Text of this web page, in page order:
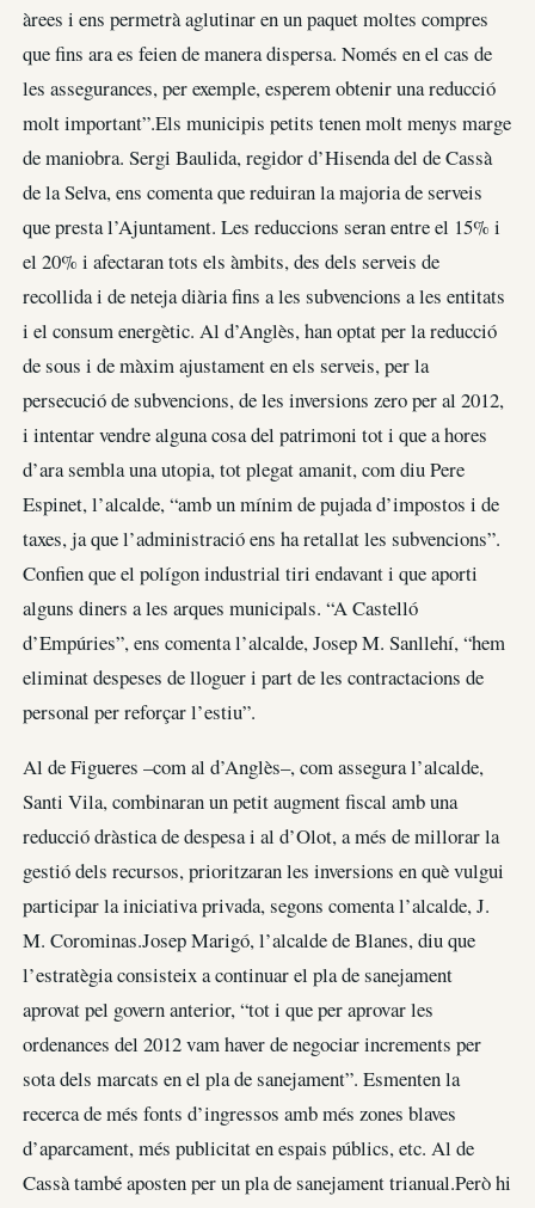
àrees i ens permetrà aglutinar en un paquet moltes compres
que fins ara es feien de manera dispersa. Només en el cas de
les assegurances, per exemple, esperem obtenir una reducció
molt important”.Els municipis petits tenen molt menys marge
de maniobra. Sergi Baulida, regidor d’Hisenda del de Cassà
de la Selva, ens comenta que reduiran la majoria de serveis
que presta l’Ajuntament. Les reduccions seran entre el 15% i
el 20% i afectaran tots els àmbits, des dels serveis de
recollida i de neteja diària fins a les subvencions a les entitats
i el consum energètic. Al d’Anglès, han optat per la reducció
de sous i de màxim ajustament en els serveis, per la
persecució de subvencions, de les inversions zero per al 2012,
i intentar vendre alguna cosa del patrimoni tot i que a hores
d’ara sembla una utopia, tot plegat amanit, com diu Pere
Espinet, l’alcalde, “amb un mínim de pujada d’impostos i de
taxes, ja que l’administració ens ha retallat les subvencions”.
Confien que el polígon industrial tiri endavant i que aporti
alguns diners a les arques municipals. “A Castelló
d’Empúries”, ens comenta l’alcalde, Josep M. Sanllehí, “hem
eliminat despeses de lloguer i part de les contractacions de
personal per reforçar l’estiu”.
Al de Figueres –com al d’Anglès–, com assegura l’alcalde,
Santi Vila, combinaran un petit augment fiscal amb una
reducció dràstica de despesa i al d’Olot, a més de millorar la
gestió dels recursos, prioritzaran les inversions en què vulgui
participar la iniciativa privada, segons comenta l’alcalde, J.
M. Corominas.Josep Marigó, l’alcalde de Blanes, diu que
l’estratègia consisteix a continuar el pla de sanejament
aprovat pel govern anterior, “tot i que per aprovar les
ordenances del 2012 vam haver de negociar increments per
sota dels marcats en el pla de sanejament”. Esmenten la
recerca de més fonts d’ingressos amb més zones blaves
d’aparcament, més publicitat en espais públics, etc. Al de
Cassà també aposten per un pla de sanejament trianual.Però hi